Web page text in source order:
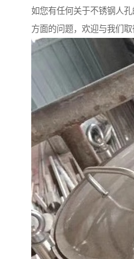
如您有任何关于不锈钢人
方面的问题，欢迎与我们取